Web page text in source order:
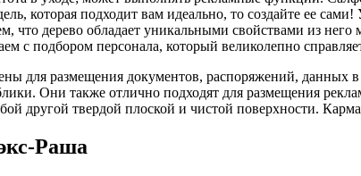
которая подходит вам идеально, то создайте ее
что дерево обладает уникальными свойствами из
с подбором персонала, который великолепно
для размещения документов, распоряжений, данных
Они также отлично подходят для размещения
другой твердой плоской и чистой поверхности.
Раша